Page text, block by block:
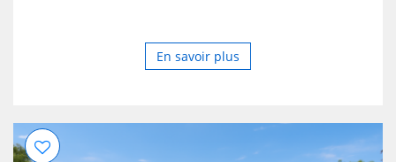
En savoir plus